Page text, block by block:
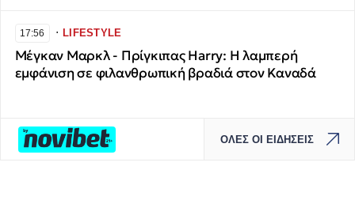
17:56 ∙LIFESTYLE
Μέγκαν Μαρκλ - Πρίγκιπας Harry: Η λαμπερή
εμφάνιση σε φιλανθρωπική βραδιά στον Καναδά
ΟΛΕΣ ΟΙ ΕΙΔΗΣΕΙΣ